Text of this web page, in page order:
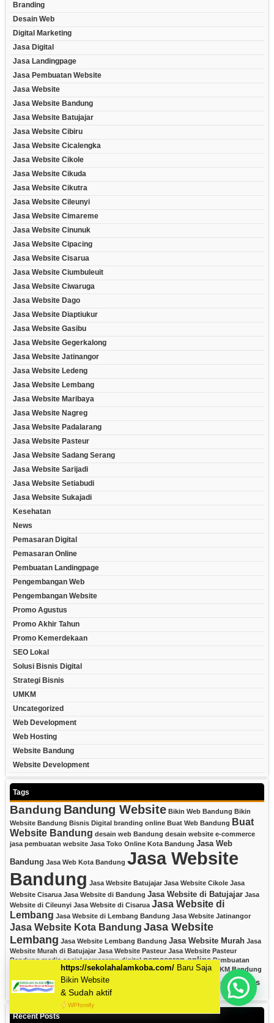
Branding
Desain Web
Digital Marketing
Jasa Digital
Jasa Landingpage
Jasa Pembuatan Website
Jasa Website
Jasa Website Bandung
Jasa Website Batujajar
Jasa Website Cibiru
Jasa Website Cicalengka
Jasa Website Cikole
Jasa Website Cikuda
Jasa Website Cikutra
Jasa Website Cileunyi
Jasa Website Cimareme
Jasa Website Cinunuk
Jasa Website Cipacing
Jasa Website Cisarua
Jasa Website Ciumbuleuit
Jasa Website Ciwaruga
Jasa Website Dago
Jasa Website Diaptiukur
Jasa Website Gasibu
Jasa Website Gegerkalong
Jasa Website Jatinangor
Jasa Website Ledeng
Jasa Website Lembang
Jasa Website Maribaya
Jasa Website Nagreg
Jasa Website Padalarang
Jasa Website Pasteur
Jasa Website Sadang Serang
Jasa Website Sarijadi
Jasa Website Setiabudi
Jasa Website Sukajadi
Kesehatan
News
Pemasaran Digital
Pemasaran Online
Pembuatan Landingpage
Pengembangan Web
Pengembangan Website
Promo Agustus
Promo Akhir Tahun
Promo Kemerdekaan
SEO Lokal
Solusi Bisnis Digital
Strategi Bisnis
UMKM
Uncategorized
Web Development
Web Hosting
Website Bandung
Website Development
Tags
Bandung Bandung Website Bikin Web Bandung Bikin
Website Bandung Bisnis Digital branding online Buat Web Bandung Buat
Website Bandung desain web Bandung desain website e-commerce
jasa pembuatan website Jasa Toko Online Kota Bandung Jasa Web
Bandung Jasa Web Kota Bandung Jasa Website
Bandung Jasa Website Batujajar Jasa Website Cikole Jasa
Website Cisarua Jasa Website di Bandung Jasa Website di Batujajar Jasa
Website di Cileunyi Jasa Website di Cisarua Jasa Website di
Lembang Jasa Website di Lembang Bandung Jasa Website Jatinangor
Jasa Website Kota Bandung Jasa Website
Lembang Jasa Website Lembang Bandung Jasa Website Murah Jasa
Website Murah di Batujajar Jasa Website Pasteur Jasa Website Pasteur
Bandung media sosial pemasaran digital pemasaran online Pembuatan
Website Bandung SEO Bandung seo lokal strategi digital UMKM Bandung
web development Bandung Website Bandung website bisnis
Website Cikutra
Recent Posts
Mau Bikin Website Apa Kak?